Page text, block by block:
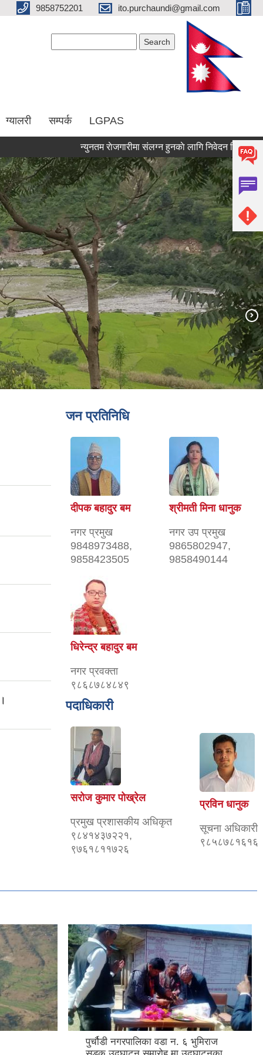
9858752201 ito.purchaundi@gmail.com
ग्यालरी सम्पर्क LGPAS
न्युनतम राेजगारीमा संलग्न हुनकाे लागि निवेदन दिन म्याद थप
Pages « first ‹ previous
जन प्रतिनिधि
दीपक बहादुर बम
नगर प्रमुख
9848973488,
9858423505
श्रीमती मिना धानुक
नगर उप प्रमुख
9865802947,
9858490144
धिरेन्द्र बहादुर बम
नगर प्रवक्ता
९८६८७८४८४९
पदाधिकारी
सरोज कुमार पोख्रेल
प्रमुख प्रशासकीय अधिकृत
९८४१४३७२२१,
९७६१८११७२६
प्रविन धानुक
सूचना अधिकारी
९८५८७८१६१६
पुर्चौडी नगरपालिका वडा न. ६ भुमिराज